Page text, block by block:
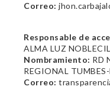
Correo:
Responsable de
ALMA LUZ
Nombramiento: RD
REGIONAL
Correo: